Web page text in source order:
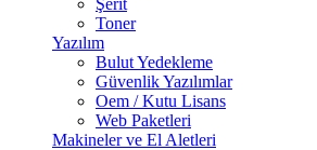
Şerit
Toner
Yazılım
Bulut Yedekleme
Güvenlik Yazılımlar
Oem / Kutu Lisans
Web Paketleri
Makineler ve El Aletleri